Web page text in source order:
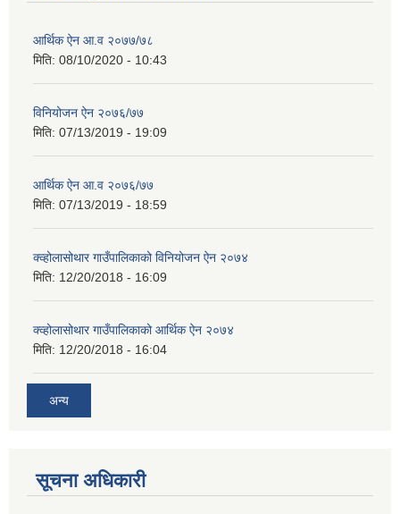
आर्थिक ऐन आ.व २०७७/७८
मिति: 08/10/2020 - 10:43
विनियोजन ऐन २०७६/७७
मिति: 07/13/2019 - 19:09
आर्थिक ऐन आ.व २०७६/७७
मिति: 07/13/2019 - 18:59
क्व्होलासोथार गाउँपालिकाको विनियोजन ऐन २०७४
मिति: 12/20/2018 - 16:09
क्व्होलासोथार गाउँपालिकाको आर्थिक ऐन २०७४
मिति: 12/20/2018 - 16:04
अन्य
सूचना अधिकारी